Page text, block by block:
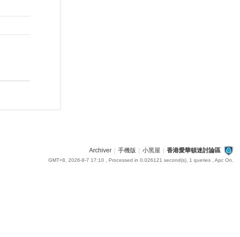
Archiver 手機版 小黑屋 香港愛華頓迷討論區
GMT+8, 2026-8-7 17:10 , Processed in 0.026121 second(s), 1 queries , Apc On.